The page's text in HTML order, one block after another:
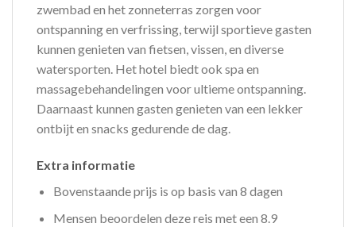
zwembad en het zonneterras zorgen voor
ontspanning en verfrissing, terwijl sportieve gasten
kunnen genieten van fietsen, vissen, en diverse
watersporten. Het hotel biedt ook spa en
massagebehandelingen voor ultieme ontspanning.
Daarnaast kunnen gasten genieten van een lekker
ontbijt en snacks gedurende de dag.
Extra informatie
Bovenstaande prijs is op basis van 8 dagen
Mensen beoordelen deze reis met een 8.9